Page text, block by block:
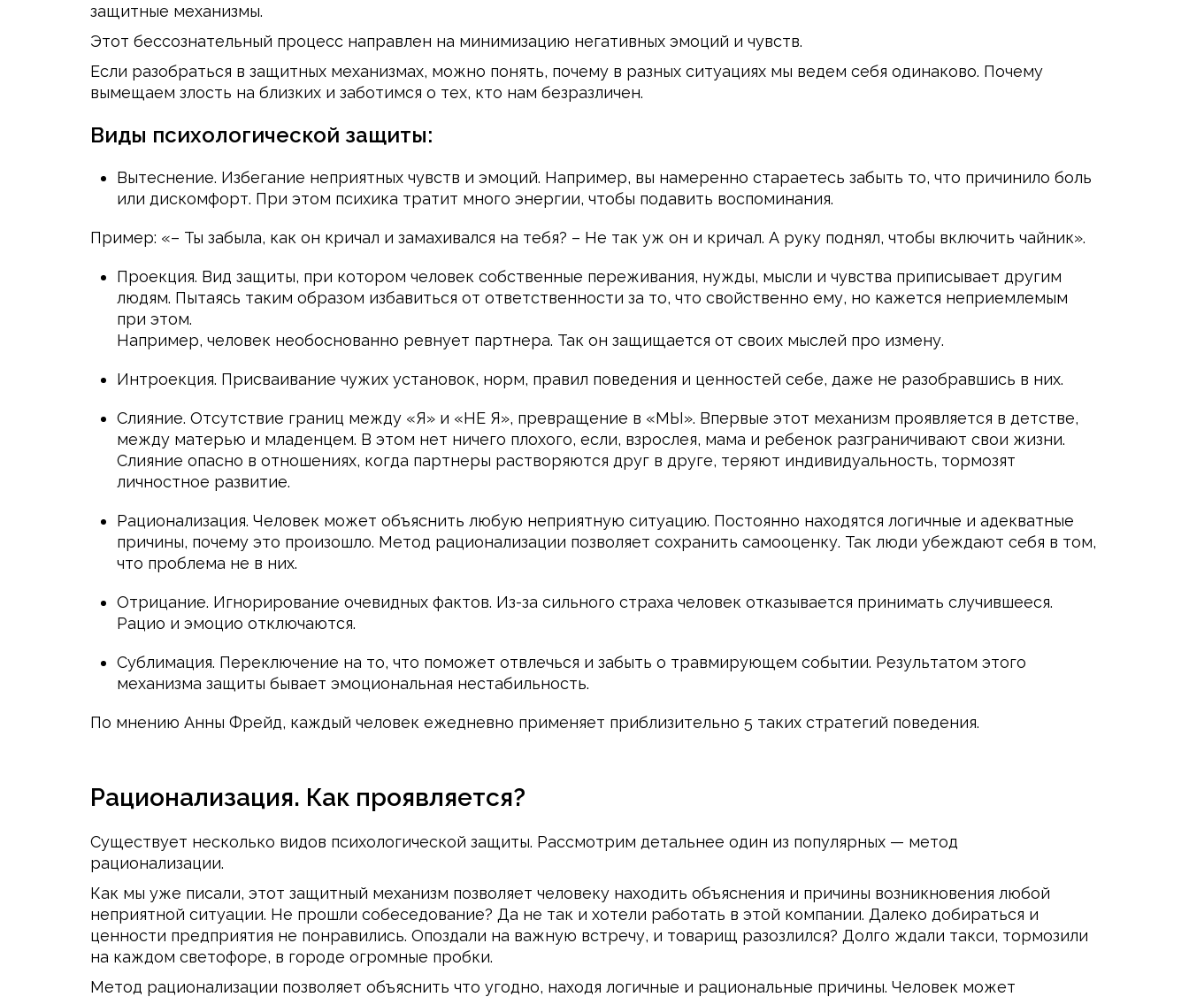
защитные механизмы.
Этот бессознательный процесс направлен на минимизацию негативных эмоций и чувств.
Если разобраться в защитных механизмах, можно понять, почему в разных ситуациях мы ведем себя одинаково. Почему
вымещаем злость на близких и заботимся о тех, кто нам безразличен.
Виды психологической защиты:
Вытеснение. Избегание неприятных чувств и эмоций. Например, вы намеренно стараетесь забыть то, что причинило боль
или дискомфорт. При этом психика тратит много энергии, чтобы подавить воспоминания.
Пример: «– Ты забыла, как он кричал и замахивался на тебя? – Не так уж он и кричал. А руку поднял, чтобы включить чайник».
Проекция. Вид защиты, при котором человек собственные переживания, нужды, мысли и чувства приписывает другим
людям. Пытаясь таким образом избавиться от ответственности за то, что свойственно ему, но кажется неприемлемым
при этом.
Например, человек необоснованно ревнует партнера. Так он защищается от своих мыслей про измену.
Интроекция. Присваивание чужих установок, норм, правил поведения и ценностей себе, даже не разобравшись в них.
Слияние. Отсутствие границ между «Я» и «НЕ Я», превращение в «МЫ». Впервые этот механизм проявляется в детстве,
между матерью и младенцем. В этом нет ничего плохого, если, взрослея, мама и ребенок разграничивают свои жизни.
Слияние опасно в отношениях, когда партнеры растворяются друг в друге, теряют индивидуальность, тормозят
личностное развитие.
Рационализация. Человек может объяснить любую неприятную ситуацию. Постоянно находятся логичные и адекватные
причины, почему это произошло. Метод рационализации позволяет сохранить самооценку. Так люди убеждают себя в том,
что проблема не в них.
Отрицание. Игнорирование очевидных фактов. Из-за сильного страха человек отказывается принимать случившееся.
Рацио и эмоцио отключаются.
Сублимация. Переключение на то, что поможет отвлечься и забыть о травмирующем событии. Результатом этого
механизма защиты бывает эмоциональная нестабильность.
По мнению Анны Фрейд, каждый человек ежедневно применяет приблизительно 5 таких стратегий поведения.
Рационализация. Как проявляется?
Существует несколько видов психологической защиты. Рассмотрим детальнее один из популярных — метод
рационализации.
Как мы уже писали, этот защитный механизм позволяет человеку находить объяснения и причины возникновения любой
неприятной ситуации. Не прошли собеседование? Да не так и хотели работать в этой компании. Далеко добираться и
ценности предприятия не понравились. Опоздали на важную встречу, и товарищ разозлился? Долго ждали такси, тормозили
на каждом светофоре, в городе огромные пробки.
Метод рационализации позволяет объяснить что угодно, находя логичные и рациональные причины. Человек может